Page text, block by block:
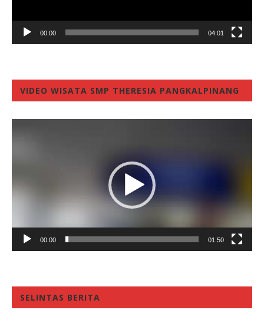
00:00 04:01
VIDEO WISATA SMP THERESIA PANGKALPINANG
00:00 01:50
SELINTAS BERITA